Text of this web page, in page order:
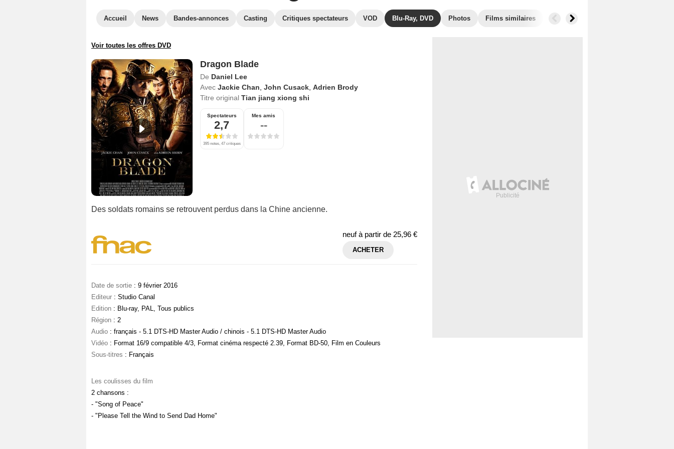
Accueil News Bandes-annonces Casting Critiques spectateurs VOD Blu-Ray, DVD Photos Films similaires
Voir toutes les offres DVD
Dragon Blade
De Daniel Lee
Avec Jackie Chan John Cusack, Adrien Brody
Titre original Tian jiang xiong shi
Spectateurs
2,7
395 notes, 47 critiques
Mes amis
--
Des soldats romains se retrouvent perdus dans la Chine ancienne.
neuf à partir de 25,96 €
ACHETER
Date de sortie : 9 février 2016
Editeur : Studio Canal
Edition : Blu-ray, PAL, Tous publics
Région : 2
Audio : français - 5.1 DTS-HD Master Audio / chinois - 5.1 DTS-HD Master Audio
Vidéo : Format 16/9 compatible 4/3, Format cinéma respecté 2.39, Format BD-50, Film en Couleurs
Sous-titres : Français
Les coulisses du film
2 chansons :
- "Song of Peace"
- "Please Tell the Wind to Send Dad Home"